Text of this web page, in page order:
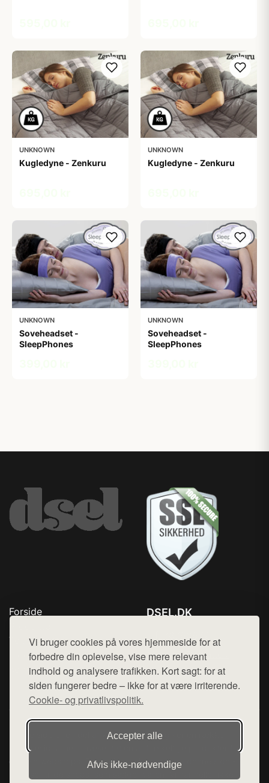
Vi bruger cookies på vores hjemmeside for at
forbedre din oplevelse, vise mere relevant
indhold og analysere trafikken. Kort sagt: for at
siden fungerer bedre – ikke for at være irriterende.
Cookie- og privatlivspolitik.
Accepter alle
Afvis ikke‑nødvendige
UNKNOWN
Kugledyne - Zenkuru
UNKNOWN
Kugledyne - Zenkuru
UNKNOWN
Soveheadset -
SleepPhones
UNKNOWN
Soveheadset -
SleepPhones
Forside
Top Rabatter
Blog
Kontakt
DSEL.DK
Mail: hej@want.dk
Cookie- og privatlivspolitik
Denne side er en del af want.dk, der udgiver en række
hjemmesider med præsentation af forskellige produkter fra
diverse webshops. Der sælges ikke varer fra denne side - vi